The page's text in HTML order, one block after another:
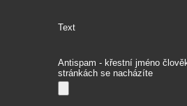
Text
Antispam - křestní jméno
stránkách se nacházíte